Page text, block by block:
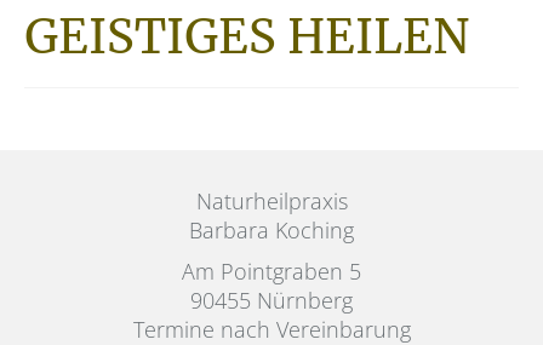
GEISTIGES HEILEN
Naturheilpraxis
Barbara Koching
Am Pointgraben 5
90455 Nürnberg
Termine nach Vereinbarung